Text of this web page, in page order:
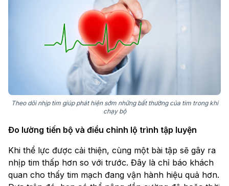
Theo dõi nhịp tim giúp phát hiện sớm những bất thường của tim trong khi
chạy bộ
Đo lường tiến bộ và điều chỉnh lộ trình tập luyện
Khi thể lực được cải thiện, cùng một bài tập sẽ gây ra
nhịp tim thấp hơn so với trước. Đây là chỉ báo khách
quan cho thấy tim mạch đang vận hành hiệu quả hơn.